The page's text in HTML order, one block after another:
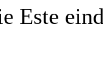
Este